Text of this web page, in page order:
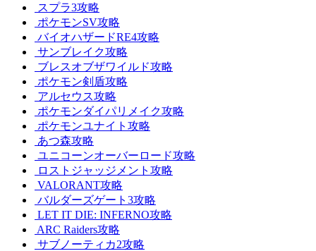
スプラ3攻略
ポケモンSV攻略
バイオハザードRE4攻略
サンブレイク攻略
ブレスオブザワイルド攻略
ポケモン剣盾攻略
アルセウス攻略
ポケモンダイパリメイク攻略
ポケモンユナイト攻略
あつ森攻略
ユニコーンオーバーロード攻略
ロストジャッジメント攻略
VALORANT攻略
バルダーズゲート3攻略
LET IT DIE: INFERNO攻略
ARC Raiders攻略
サブノーティカ2攻略